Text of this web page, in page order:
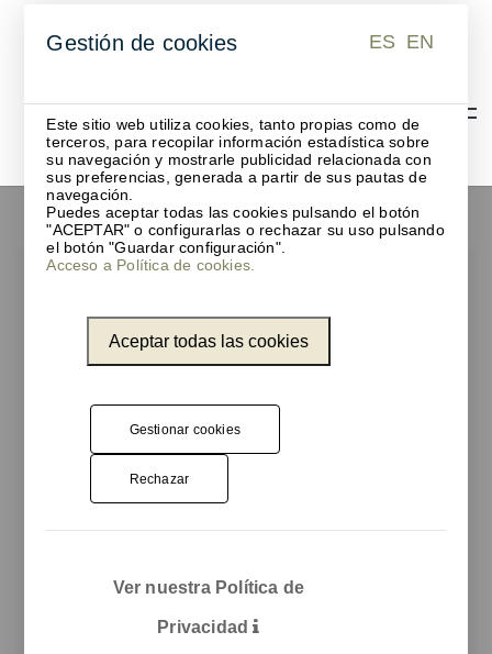
Nosotros
Gestión de cookies ES EN
Este sitio web utiliza cookies, tanto propias como de
terceros, para recopilar información estadística sobre
su navegación y mostrarle publicidad relacionada con
sus preferencias, generada a partir de sus pautas de
navegación.
Puedes aceptar todas las cookies pulsando el botón
"ACEPTAR" o configurarlas o rechazar su uso pulsando
el botón "Guardar configuración".
Acceso a Política de cookies.
Aceptar todas las cookies
Gestionar cookies
Rechazar
Ver nuestra Política de
Privacidad